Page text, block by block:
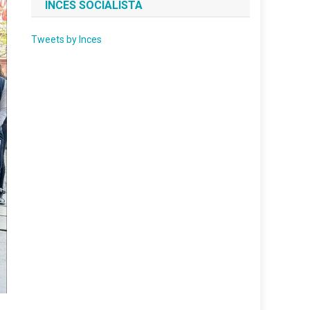
INCES SOCIALISTA
Tweets by Inces